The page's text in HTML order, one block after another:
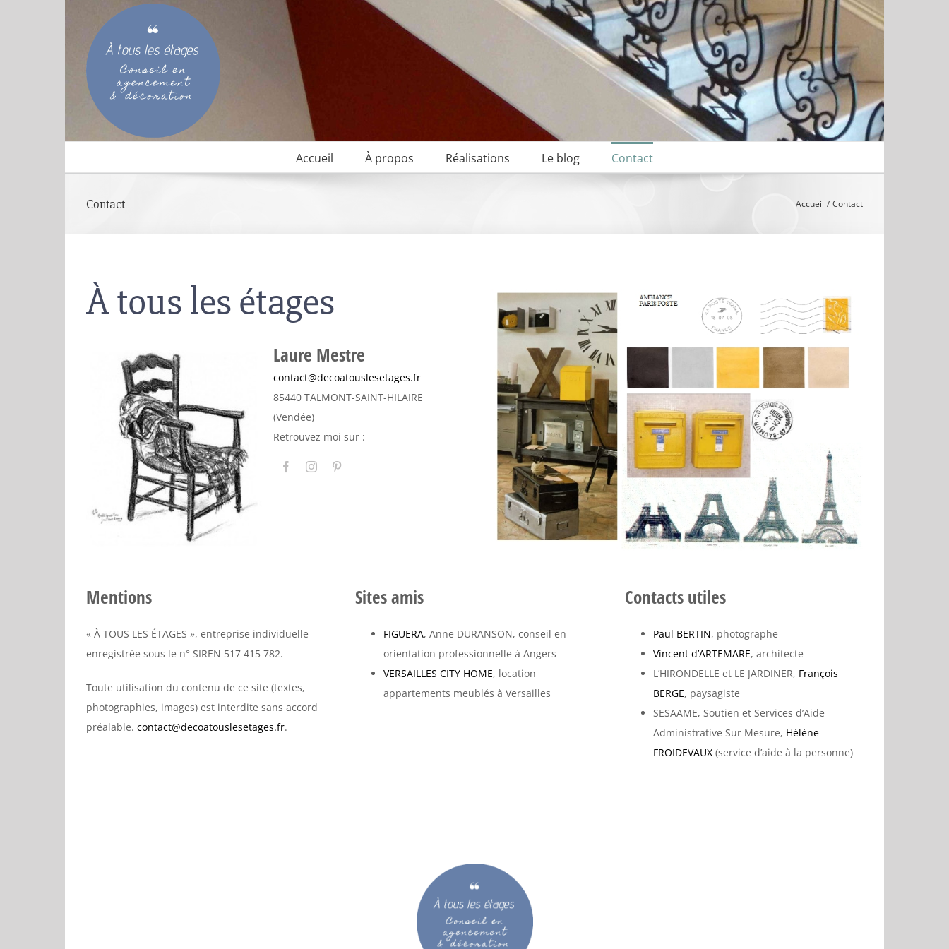
Accueil À propos Réalisations Le blog Contact
Contact Accueil Contact
À tous les étages
Laure Mestre
contact@decoatouslesetages.fr
85440 TALMONT-SAINT-HILAIRE
(Vendée)
Retrouvez moi sur :
Mentions
« À TOUS LES ÉTAGES », entreprise individuelle
enregistrée sous le n° SIREN 517 415 782.
Toute utilisation du contenu de ce site (textes,
photographies, images) est interdite sans accord
préalable. contact@decoatouslesetages.fr.
Sites amis
FIGUERA, Anne DURANSON, conseil en
orientation professionnelle à Angers
VERSAILLES CITY HOME, location
appartements meublés à Versailles
Contacts utiles
Paul BERTIN, photographe
Vincent d’ARTEMARE, architecte
L’HIRONDELLE et LE JARDINER, François
BERGE, paysagiste
SESAAME, Soutien et Services d’Aide
Administrative Sur Mesure, Hélène
FROIDEVAUX(service d’aide à la personne)